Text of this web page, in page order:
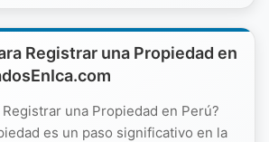
Registrar una Propiedad en
una Propiedad en Perú?
es un paso significativo en la